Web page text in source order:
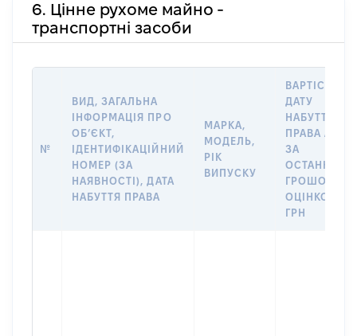
6. Цінне рухоме майно -
транспортні засоби
№
ВИД, ЗАГАЛЬНА
ІНФОРМАЦІЯ ПРО
ОБʼЄКТ,
ІДЕНТИФІКАЦІЙНИЙ
НОМЕР (ЗА
НАЯВНОСТІ), ДАТА
НАБУТТЯ ПРАВА
МАРКА,
МОДЕЛЬ,
РІК
ВИПУСКУ
ВАРТІСТЬ НА
ДАТУ
НАБУТТЯ
ПРАВА АБО
ЗА
ГРОШОВОЮ
ОЦІНКОЮ,
ГРН